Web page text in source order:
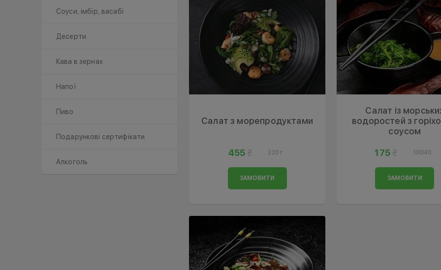
Соуси, імбір, васабі
Десерти
Кава в зернах
Напої
Пиво
Подарункові сертифікати
Алкоголь
Салат з морепродуктами
455 220 г
ЗАМОВИТИ
Салат із
водоростей з
соусом
175 100/40
ЗАМОВИТИ